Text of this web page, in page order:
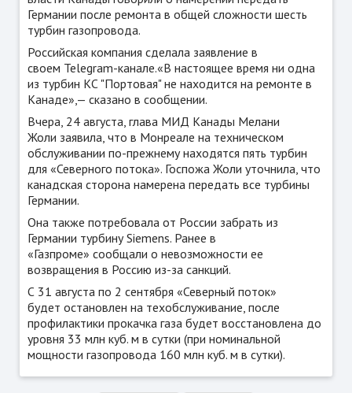
Германии после ремонта в общей сложности шесть
турбин газопровода.
Российская компания сделала заявление в
своем Telegram-канале.«В настоящее время ни одна
из турбин КС "Портовая" не находится на ремонте в
Канаде»,— сказано в сообщении.
Вчера, 24 августа, глава МИД Канады Мелани
Жоли заявила, что в Монреале на техническом
обслуживании по-прежнему находятся пять турбин
для «Северного потока». Госпожа Жоли уточнила, что
канадская сторона намерена передать все турбины
Германии.
Она также потребовала от России забрать из
Германии турбину Siemens. Ранее в
«Газпроме» сообщали о невозможности ее
возвращения в Россию из-за санкций.
С 31 августа по 2 сентября «Северный поток»
будет остановлен на техобслуживание, после
профилактики прокачка газа будет восстановлена до
уровня 33 млн куб. м в сутки (при номинальной
мощности газопровода 160 млн куб. м в сутки).